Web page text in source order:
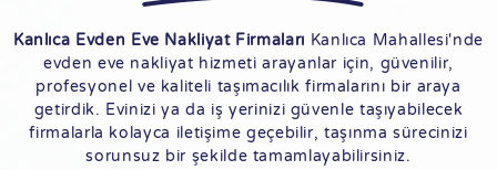
Kanlıca Evden Eve Nakliyat Firmaları Kanlıca Mahallesi'nde
evden eve nakliyat hizmeti arayanlar için, güvenilir,
profesyonel ve kaliteli taşımacılık firmalarını bir araya
getirdik. Evinizi ya da iş yerinizi güvenle taşıyabilecek
firmalarla kolayca iletişime geçebilir, taşınma sürecinizi
sorunsuz bir şekilde tamamlayabilirsiniz.